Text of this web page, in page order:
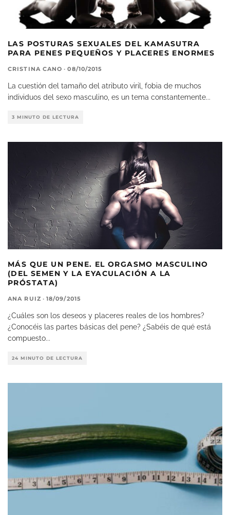
LAS POSTURAS SEXUALES DEL KAMASUTRA
PARA PENES PEQUEÑOS Y PLACERES ENORMES
CRISTINA CANO · 08/10/2015
La cuestión del tamaño del atributo viril, fobia de muchos
individuos del sexo masculino, es un tema constantemente...
3 MINUTO DE LECTURA
MÁS QUE UN PENE. EL ORGASMO MASCULINO
(DEL SEMEN Y LA EYACULACIÓN A LA
PRÓSTATA)
ANA RUIZ · 18/09/2015
¿Cuáles son los deseos y placeres reales de los hombres?
¿Conocéis las partes básicas del pene? ¿Sabéis de qué está
compuesto...
24 MINUTO DE LECTURA